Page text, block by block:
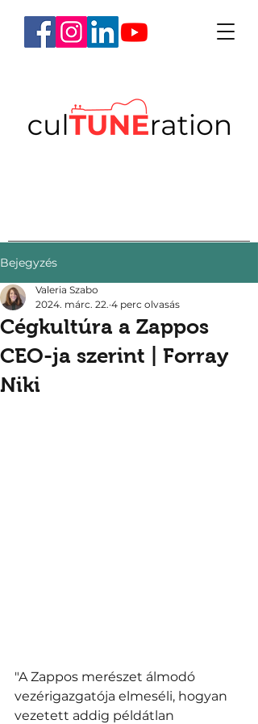
Bejegyzés
Cégkultúra a Zappos
CEO-ja szerint | Forray
Niki
Valeria Szabo
2024. márc. 22. 4 perc olvasás
"A Zappos merészet álmodó
vezérigazgatója elmeséli, hogyan
vezetett addig példátlan